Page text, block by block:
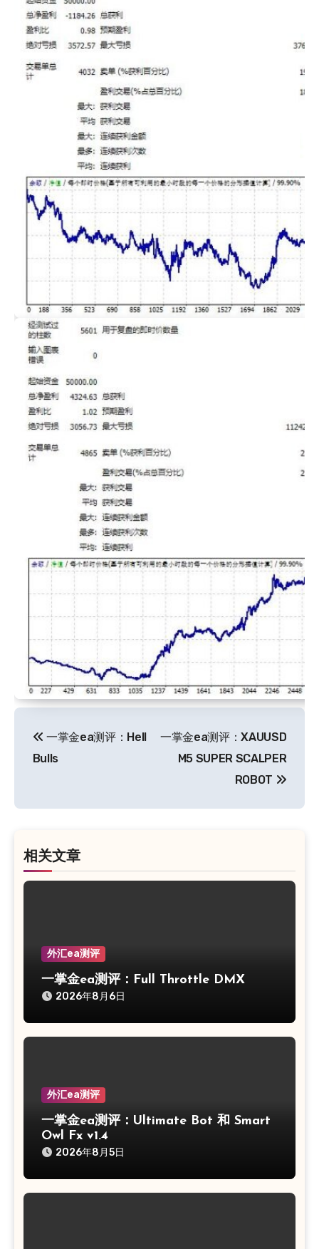
章
航
一掌金ea测评：Hell
Bulls
一掌金ea测评：XAUUSD
M5 SUPER SCALPER
ROBOT
相关文章
外汇ea测评
一掌金ea测评：Full Throttle DMX
2026年8月6日
外汇ea测评
一掌金ea测评：Ultimate Bot 和 Smart
Owl Fx v1.4
2026年8月5日